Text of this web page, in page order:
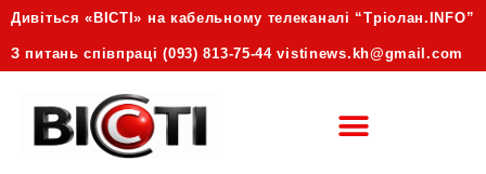
Дивіться «ВІСТІ» на кабельному телеканалі “Трiолан.INFO”
З питань співпраці (093) 813-75-44 vistinews.kh@gmail.com